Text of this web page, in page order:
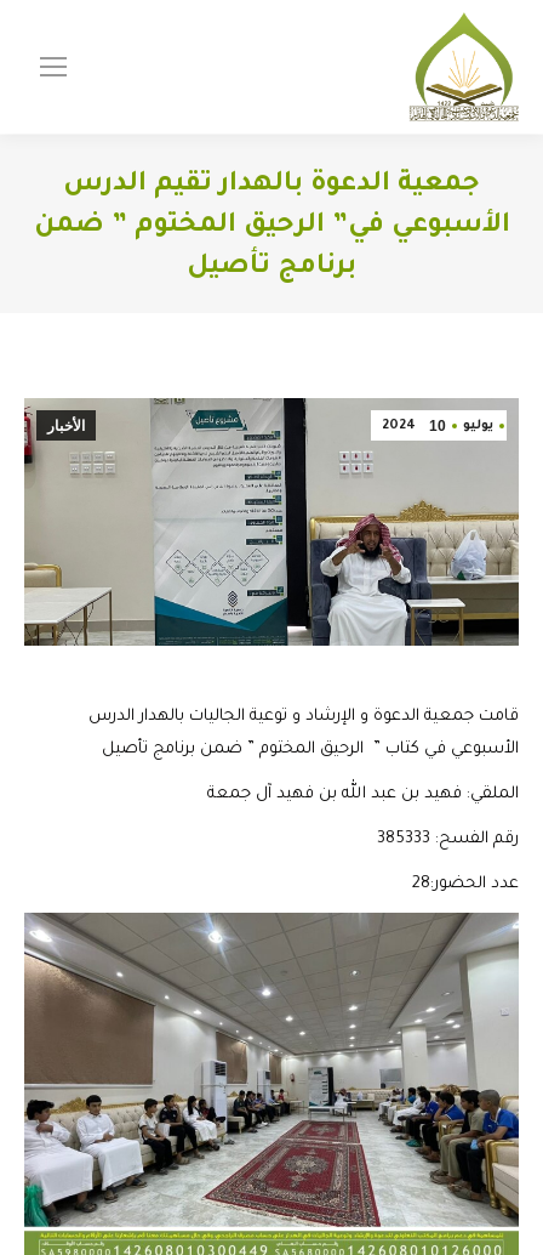
جمعية الدعوة بالهدار تقيم الدرس
الأسبوعي في” الرحيق المختوم ” ضمن
برنامج تأصيل
يوليو 10
2024 الأخبار
قامت جمعية الدعوة و الإرشاد و توعية الجاليات بالهدار الدرس
الأسبوعي في كتاب ” الرحيق المختوم ” ضمن برنامج تأصيل
الملقي: فهيد بن عبد الله بن فهيد آل جمعة
رقم الفسح: 385333
عدد الحضور:28